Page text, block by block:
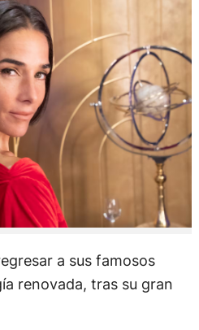
a sus famosos
renovada, tras su gran